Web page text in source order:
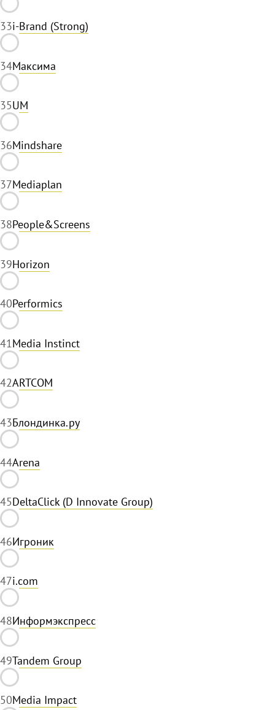
33i-Brand (Strong)
34Максима
35UM
36Mindshare
37Mediaplan
38People&Screens
39Horizon
40Performics
41Media Instinct
42ARTCOM
43Блондинка.ру
44Arena
45DeltaClick (D Innovate Group)
46Игроник
47i.com
48Информэкспресс
49Tandem Group
50Media Impact